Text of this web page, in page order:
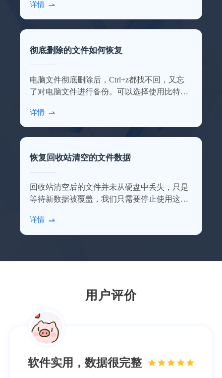
详情
彻底删除的文件如何恢复
电脑文件彻底删除后，Ctrl+z都找不回，又忘
了对电脑文件进行备份。可以选择使用比特数
单。
详情
恢复回收站清空的文件数据
回收站清空后的文件并未从硬盘中丢失，只是
等待新数据被覆盖，我们只需要停止使用这块
可。
详情
用户评价
软件功能很齐全，不管是照片还是文档都能
恢复回来，误删或清空回收站再也不慌了，
感谢感谢！
Amla_Tustiz
业务服务很到位
本人上了年纪了，不太会操作，专业老师们
施英
软件实用，数据很完整